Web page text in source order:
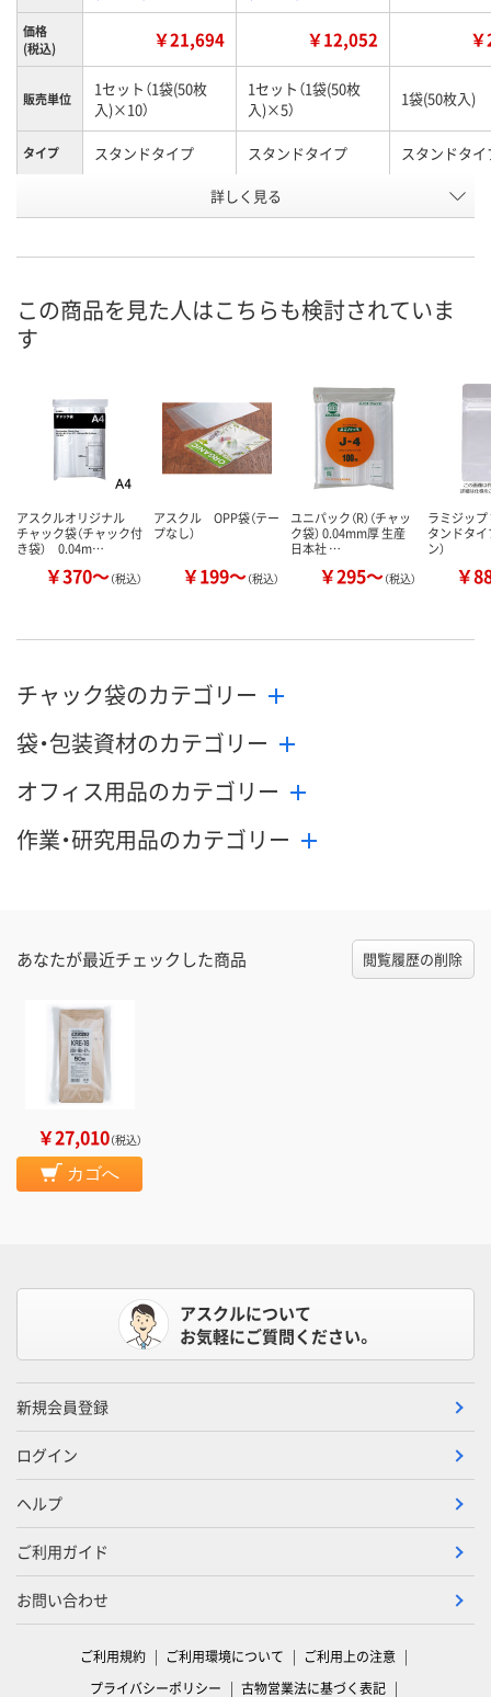
価格
(税込)
￥21,694 ￥12,052
販売単位
1セット（1袋(50枚
入)×10）
1セット（1袋(50枚
入)×5）
1袋(50枚入)
タイプ スタンドタイプ スタンドタイプ スタンドタイ
サイズ
×120mm（ガゼット
180（チャック下）
×120mm（ガゼット
180（チャック
×120mm（ガ
在庫
8月8日（土）
数量 数量
カゴへ カ
詳しく見る
この商品を見た人はこちらも検討されていま
す
アスクルオリジナル
チャック袋（チャック付
き袋） 0.04m…
￥370～（税込）
アスクル OPP袋（テー
プなし）
￥199～（税込）
ユニパック（R）（チャッ
ク袋） 0.04mm厚 生産
日本社 …
￥295～（税込）
ラミジッ
タンドタイ
ン）
￥
チャック袋のカテゴリー
袋・包装資材のカテゴリー
オフィス用品のカテゴリー
作業・研究用品のカテゴリー
あなたが最近チェックした商品 閲覧履歴の削除
￥27,010（税込）
カゴへ
アスクルについて
お気軽にご質問ください。
新規会員登録
ログイン
ヘルプ
ご利用ガイド
お問い合わせ
ご利用規約 ご利用環境について
ご利用上の注意
プライバシーポリシー
古物営業法に基づく表記